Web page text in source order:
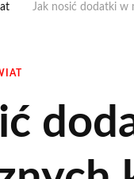
Jak nosić dodatki w